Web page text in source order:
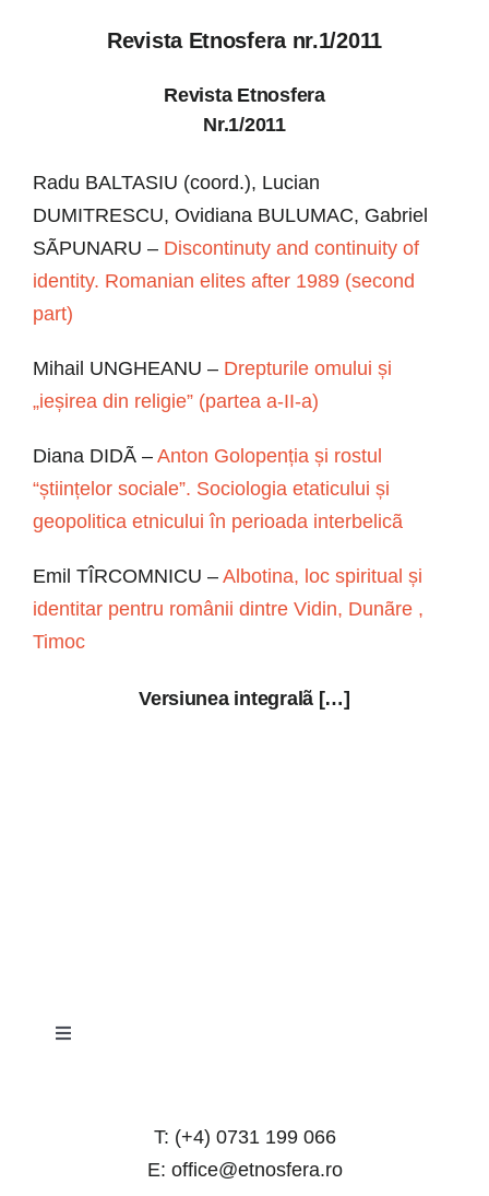
Revista Etnosfera nr.1/2011
Revista Etnosfera
Nr.1/2011
Radu BALTASIU (coord.), Lucian
DUMITRESCU, Ovidiana BULUMAC, Gabriel
SÃPUNARU – Discontinuty and continuity of
identity. Romanian elites after 1989 (second
part)
Mihail UNGHEANU – Drepturile omului și
„ieșirea din religie” (partea a-II-a)
Diana DIDÃ – Anton Golopenția și rostul
“științelor sociale”. Sociologia etaticului și
geopolitica etnicului în perioada interbelicã
Emil TÎRCOMNICU – Albotina, loc spiritual și
identitar pentru românii dintre Vidin, Dunãre ,
Timoc
Versiunea integralã […]
Toggle
T: (+4) 0731 199 066
E: office@etnosfera.ro